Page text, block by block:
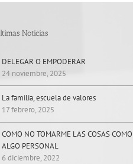
Noticias
DELEGAR O EMPODERAR
24 noviembre, 2025
La familia, escuela de valores
17 febrero, 2025
COMO NO TOMARME LAS COSAS COMO
ALGO PERSONAL
6 diciembre, 2022